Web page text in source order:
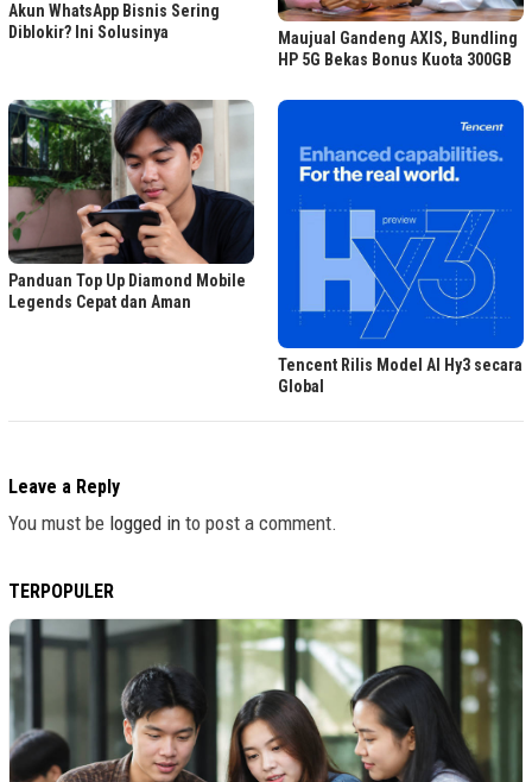
Akun WhatsApp Bisnis Sering
Diblokir? Ini Solusinya
Maujual Gandeng AXIS, Bundling
HP 5G Bekas Bonus Kuota 300GB
Panduan Top Up Diamond Mobile
Legends Cepat dan Aman
Tencent Rilis Model AI Hy3 secara
Global
Leave a Reply
You must be logged in to post a comment.
TERPOPULER